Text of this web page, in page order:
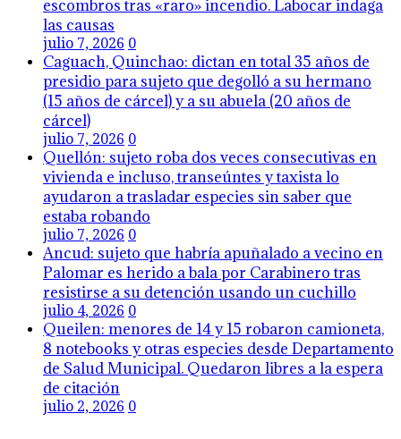
escombros tras «raro» incendio. Labocar indaga
las causas
julio 7, 2026 0
Caguach, Quinchao: dictan en total 35 años de
presidio para sujeto que degolló a su hermano
(15 años de cárcel) y a su abuela (20 años de
cárcel)
julio 7, 2026 0
Quellón: sujeto roba dos veces consecutivas en
vivienda e incluso, transeúntes y taxista lo
ayudaron a trasladar especies sin saber que
estaba robando
julio 7, 2026 0
Ancud: sujeto que habría apuñalado a vecino en
Palomar es herido a bala por Carabinero tras
resistirse a su detención usando un cuchillo
julio 4, 2026 0
Queilen: menores de 14 y 15 robaron camioneta,
8 notebooks y otras especies desde Departamento
de Salud Municipal. Quedaron libres a la espera
de citación
julio 2, 2026 0